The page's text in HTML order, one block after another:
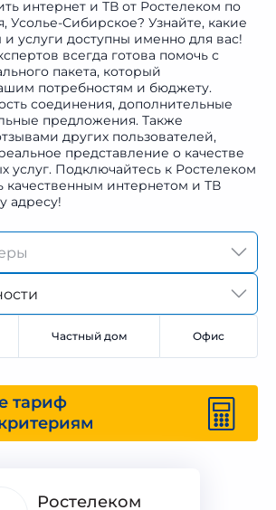
интернет и ТВ от Ростелеком по
Усолье-Сибирское? Узнайте, какие
услуги доступны именно для вас!
всегда готова помочь с
пакета, который
потребностям и бюджету.
соединения, дополнительные
предложения. Также
других пользователей,
представление о качестве
услуг. Подключайтесь к Ростелеком
качественным интернетом и ТВ
адресу!
Частный дом Офис
тариф
Ростелеком